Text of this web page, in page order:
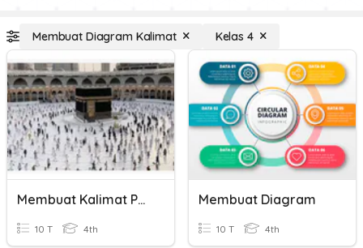
Membuat Diagram Kalimat Kelas 4
Membuat Kalimat Pertanyaan
10 T 4th
Membuat Diagram
10 T 4th